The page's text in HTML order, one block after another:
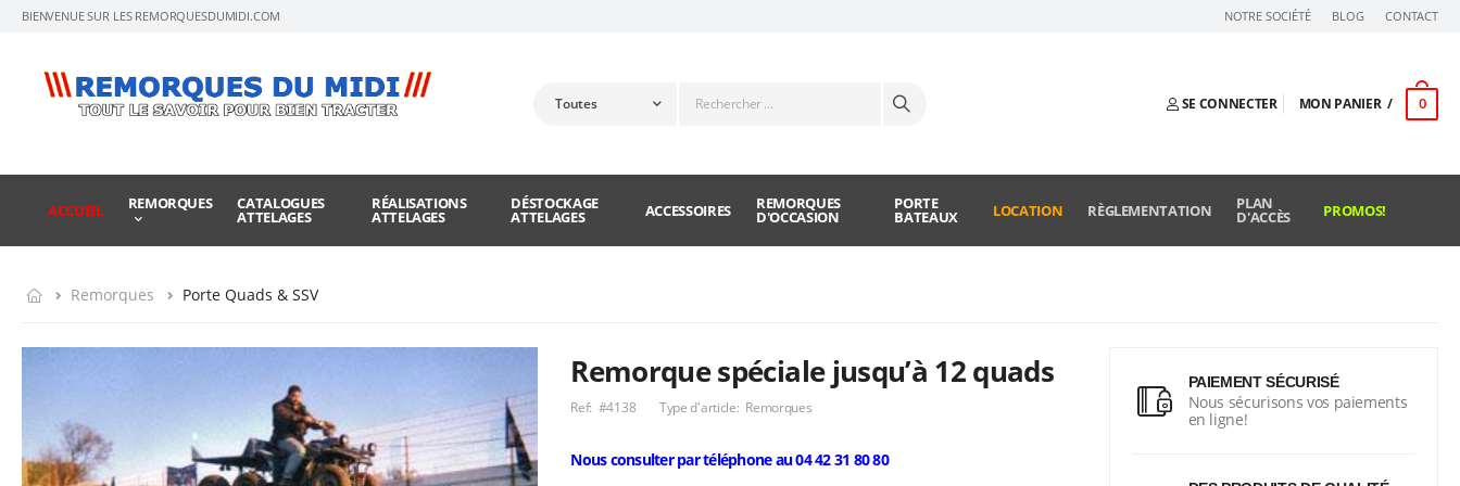
BIENVENUE SUR LES REMORQUESDUMIDI.COM NOTRE SOCIÉTÉ BLOG CONTACT
SE CONNECTER MON PANIER 0
ACCUEIL REMORQUES CATALOGUES
ATTELAGES
RÉALISATIONS
ATTELAGES
DÉSTOCKAGE
ATTELAGES ACCESSOIRES REMORQUES
D'OCCASION
PORTE
BATEAUX LOCATION RÈGLEMENTATION PLAN
D'ACCÈS PROMOS!
Remorques Porte Quads & SSV
PAIEMENT SÉCURISÉ
Nous sécurisons vos paiements
en ligne!
Remorque spéciale jusqu’à 12 quads
Ref: #4138 Type d'article: Remorques
Nous consulter par téléphone au 04 42 31 80 80